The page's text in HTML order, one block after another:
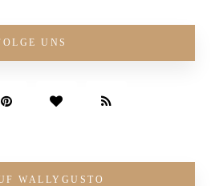
UNS
WALLYGUSTO